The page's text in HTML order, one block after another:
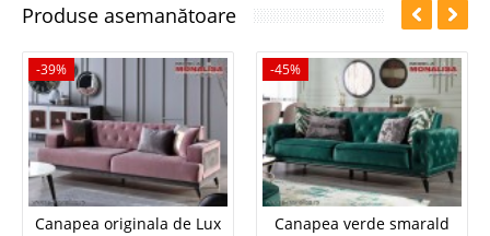
Produse asemanătoare
-39%
Canapea originala de Lux
-45%
Canapea verde smarald